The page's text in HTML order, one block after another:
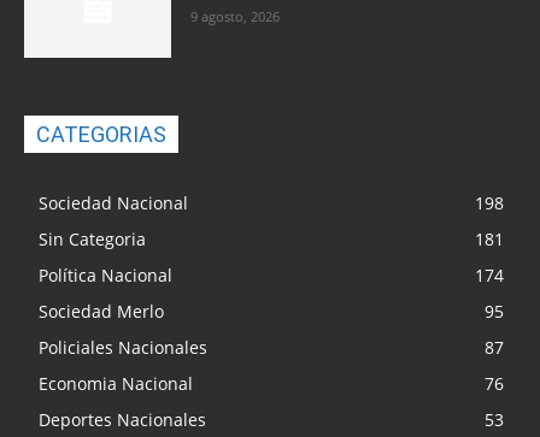
9 agosto, 2026
CATEGORIAS
Sociedad Nacional
198
Sin Categoria
181
Política Nacional
174
Sociedad Merlo
95
Policiales Nacionales
87
Economia Nacional
76
Deportes Nacionales
53